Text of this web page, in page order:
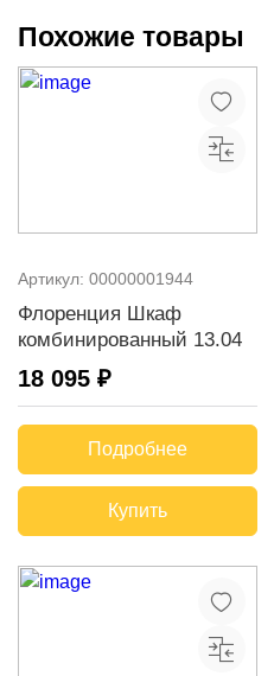
Похожие товары
Артикул: 00000001944
Флоренция Шкаф
комбинированный 13.04
18 095 ₽
Подробнее
Купить